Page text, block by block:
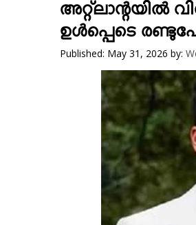
TOURS & TRAVELഅറ്റ്‌ലാന്റയില്‍
ഉള്‍പ്പെടെ
Published: May 31, 2026 by: